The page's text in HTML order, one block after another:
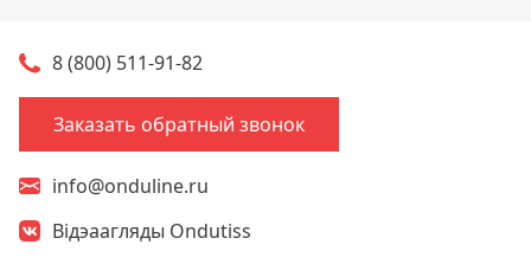
8 (800) 511-91-82
Заказать обратный звонок
info@onduline.ru
Відэаагляды Ondutiss